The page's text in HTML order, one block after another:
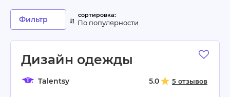
Дизайн одежды
Talentsy 5 отзывов
5.0
Фильтр По популярности